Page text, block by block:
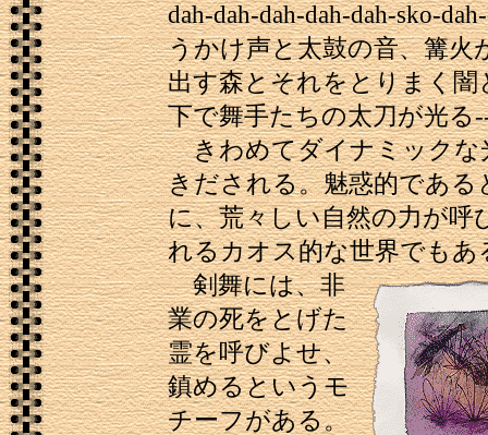
dah-dah-dah-dah-dah-sko-
うかけ声と太鼓の音、篝火
出す森とそれをとりまく闇
下で舞手たちの太刀が光る
きわめてダイナミックな
きだされる。魅惑的である
に、荒々しい自然の力が呼
れるカオス的な世界でもあ
剣舞には、非
業の死をとげた
霊を呼びよせ、
鎮めるというモ
チーフがある。